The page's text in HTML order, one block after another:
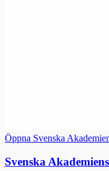
Öppna Svenska
Svenska